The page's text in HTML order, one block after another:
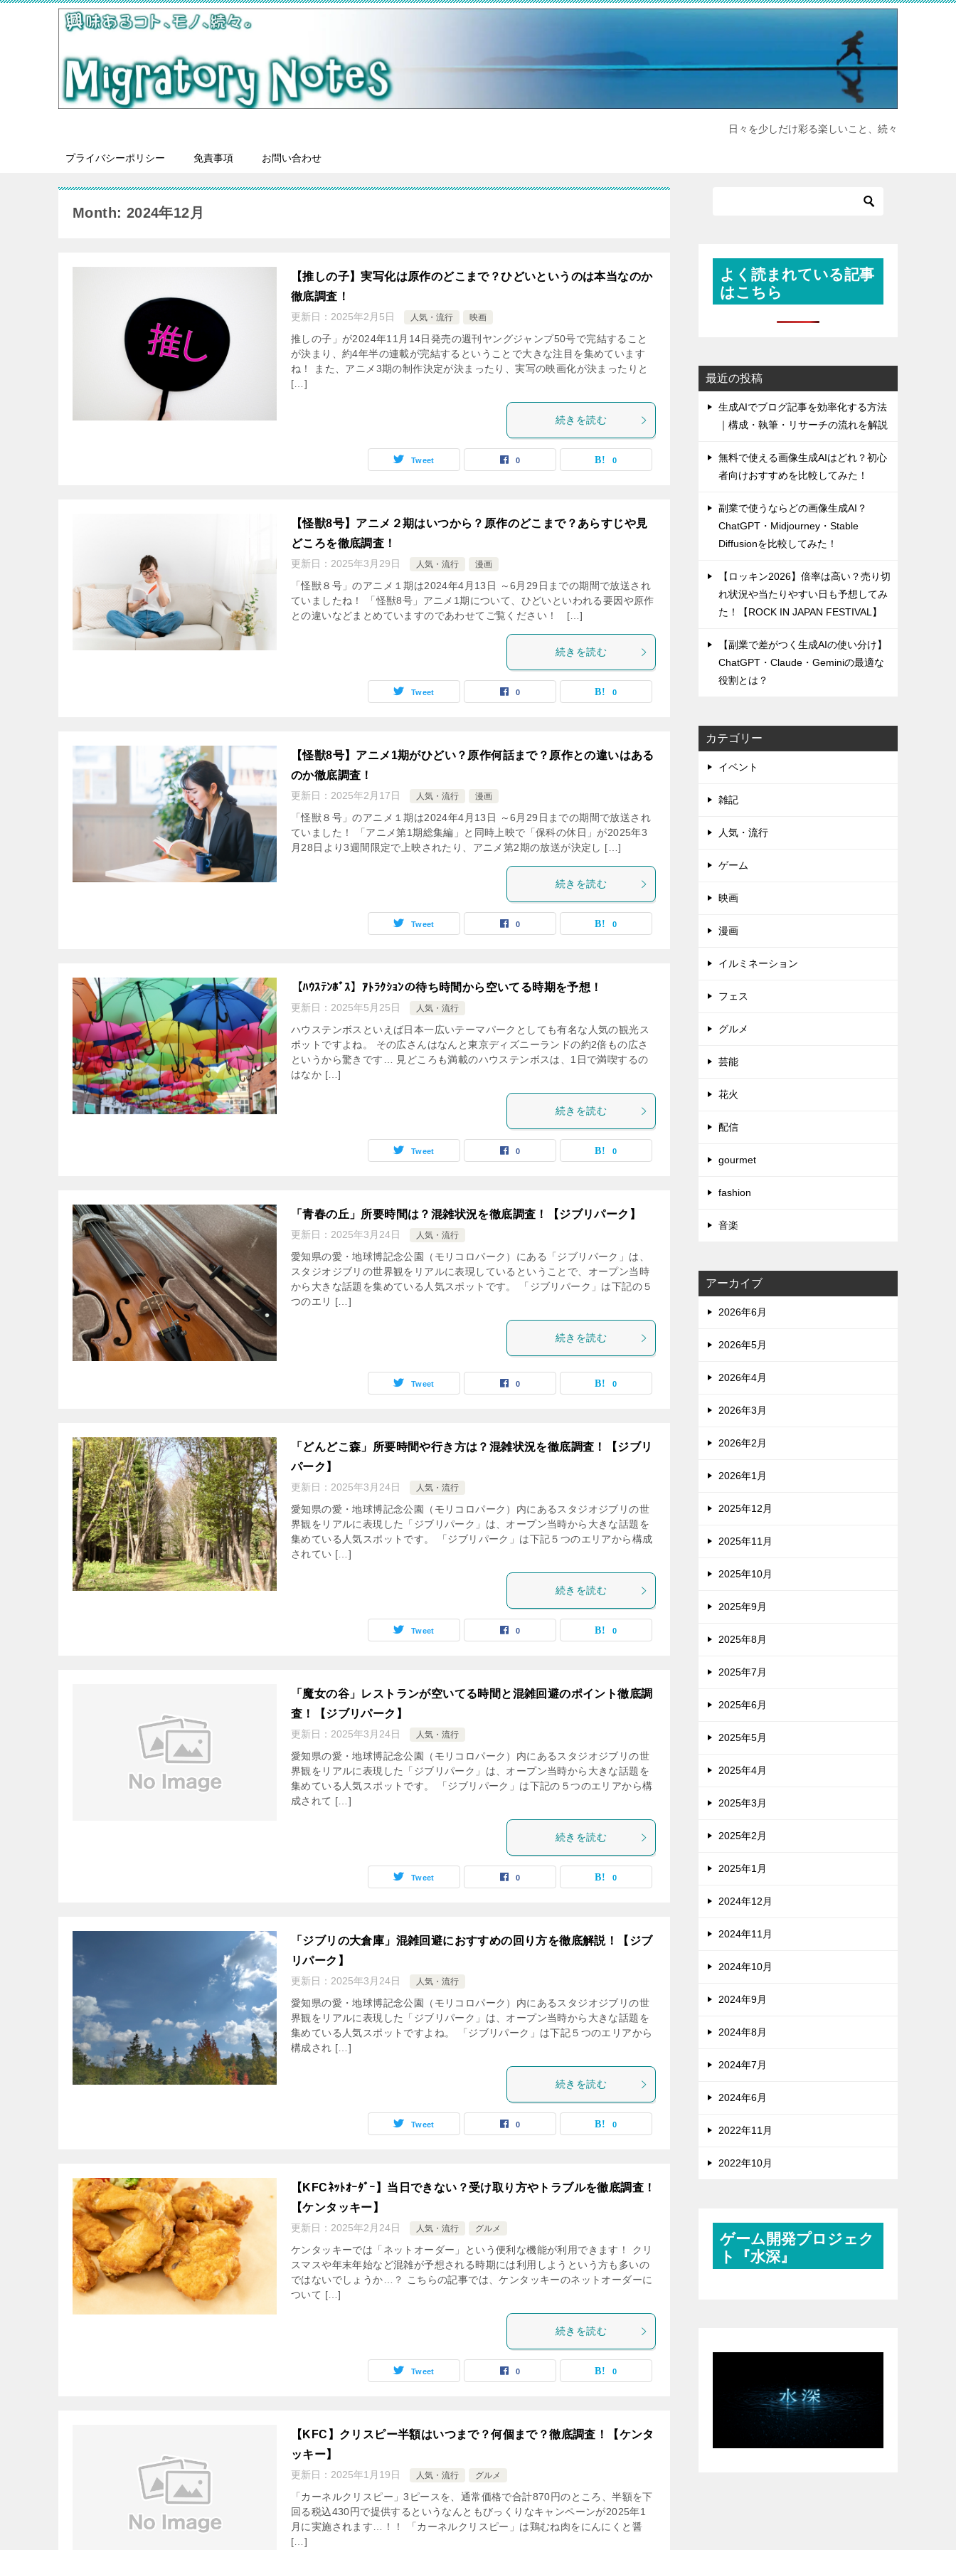
日々を少しだけ彩る楽しいこと、続々
プライバシーポリシー 免責事項 お問い合わせ
Month: 2024年12月
【推しの子】実写化は原作のどこまで？ひどいというのは本当なのか
徹底調査！
更新日： 2025年2月5日 人気・流行 映画
推しの子」が2024年11月14日発売の週刊ヤングジャンプ50号で完結すること
が決まり、約4年半の連載が完結するということで大きな注目を集めています
ね！ また、アニメ3期の制作決定が決まったり、実写の映画化が決まったりと
[…]
続きを読む
Tweet 0 0
【怪獣8号】アニメ２期はいつから？原作のどこまで？あらすじや見
どころを徹底調査！
更新日： 2025年3月29日 人気・流行 漫画
「怪獣８号」のアニメ１期は2024年4月13日 ～6月29日までの期間で放送され
ていましたね！ 「怪獣8号」アニメ1期について、ひどいといわれる要因や原作
との違いなどまとめていますのであわせてご覧ください！ […]
続きを読む
Tweet 0 0
【怪獣8号】アニメ1期がひどい？原作何話まで？原作との違いはある
のか徹底調査！
更新日： 2025年2月17日 人気・流行 漫画
「怪獣８号」のアニメ１期は2024年4月13日 ～6月29日までの期間で放送され
ていました！ 「アニメ第1期総集編」と同時上映で「保科の休日」が2025年3
月28日より3週間限定で上映されたり、アニメ第2期の放送が決定し […]
続きを読む
Tweet 0 0
【ﾊｳｽﾃﾝﾎﾞｽ】ｱﾄﾗｸｼｮﾝの待ち時間から空いてる時期を予想！
更新日： 2025年5月25日 人気・流行
ハウステンボスといえば日本一広いテーマパークとしても有名な人気の観光ス
ポットですよね。 その広さんはなんと東京ディズニーランドの約2倍もの広さ
というから驚きです… 見どころも満載のハウステンボスは、1日で満喫するの
はなか […]
続きを読む
Tweet 0 0
「青春の丘」所要時間は？混雑状況を徹底調査！【ジブリパーク】
更新日： 2025年3月24日 人気・流行
愛知県の愛・地球博記念公園（モリコロパーク）にある「ジブリパーク」は、
スタジオジブリの世界観をリアルに表現しているということで、オープン当時
から大きな話題を集めている人気スポットです。 「ジブリパーク」は下記の５
つのエリ […]
続きを読む
Tweet 0 0
「どんどこ森」所要時間や行き方は？混雑状況を徹底調査！【ジブリ
パーク】
更新日： 2025年3月24日 人気・流行
愛知県の愛・地球博記念公園（モリコロパーク）内にあるスタジオジブリの世
界観をリアルに表現した「ジブリパーク」は、オープン当時から大きな話題を
集めている人気スポットです。 「ジブリパーク」は下記５つのエリアから構成
されてい […]
続きを読む
Tweet 0 0
「魔女の谷」レストランが空いてる時間と混雑回避のポイント徹底調
査！【ジブリパーク】
更新日： 2025年3月24日 人気・流行
愛知県の愛・地球博記念公園（モリコロパーク）内にあるスタジオジブリの世
界観をリアルに表現した「ジブリパーク」は、オープン当時から大きな話題を
集めている人気スポットです。 「ジブリパーク」は下記の５つのエリアから構
成されて […]
続きを読む
Tweet 0 0
「ジブリの大倉庫」混雑回避におすすめの回り方を徹底解説！【ジブ
リパーク】
更新日： 2025年3月24日 人気・流行
愛知県の愛・地球博記念公園（モリコロパーク）内にあるスタジオジブリの世
界観をリアルに表現した「ジブリパーク」は、オープン当時から大きな話題を
集めている人気スポットですよね。 「ジブリパーク」は下記５つのエリアから
構成され […]
続きを読む
Tweet 0 0
【KFCﾈｯﾄｵｰﾀﾞｰ】当日できない？受け取り方やトラブルを徹底調査！
【ケンタッキー】
更新日： 2025年2月24日 人気・流行 グルメ
ケンタッキーでは「ネットオーダー」という便利な機能が利用できます！ クリ
スマスや年末年始など混雑が予想される時期には利用しようという方も多いの
ではないでしょうか…？ こちらの記事では、ケンタッキーのネットオーダーに
ついて […]
続きを読む
Tweet 0 0
【KFC】クリスピー半額はいつまで？何個まで？徹底調査！【ケンタ
ッキー】
更新日： 2025年1月19日 人気・流行 グルメ
「カーネルクリスピー」3ピースを、通常価格で合計870円のところ、半額を下
回る税込430円で提供するというなんともびっくりなキャンペーンが2025年1
月に実施されます…！！ 「カーネルクリスピー」は鶏むね肉をにんにくと醤
[…]
よく読まれている記事
はこちら
最近の投稿
生成AIでブログ記事を効率化する方法
｜構成・執筆・リサーチの流れを解説
無料で使える画像生成AIはどれ？初心
者向けおすすめを比較してみた！
副業で使うならどの画像生成AI？
ChatGPT・Midjourney・Stable
Diffusionを比較してみた！
【ロッキン2026】倍率は高い？売り切
れ状況や当たりやすい日も予想してみ
た！【ROCK IN JAPAN FESTIVAL】
【副業で差がつく生成AIの使い分け】
ChatGPT・Claude・Geminiの最適な
役割とは？
カテゴリー
イベント
雑記
人気・流行
ゲーム
映画
漫画
イルミネーション
フェス
グルメ
芸能
花火
配信
gourmet
fashion
音楽
アーカイブ
2026年6月
2026年5月
2026年4月
2026年3月
2026年2月
2026年1月
2025年12月
2025年11月
2025年10月
2025年9月
2025年8月
2025年7月
2025年6月
2025年5月
2025年4月
2025年3月
2025年2月
2025年1月
2024年12月
2024年11月
2024年10月
2024年9月
2024年8月
2024年7月
2024年6月
2022年11月
2022年10月
ゲーム開発プロジェク
ト『水深』